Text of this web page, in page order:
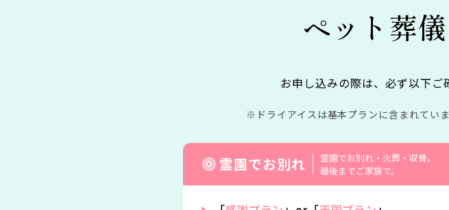
ペット葬
お申し込みの際は、必ず以下ご
ドライアイスは基本プランに含まれていま
霊園でお別れ
霊園でお別れ・火葬・収骨。
最後までご家族で。